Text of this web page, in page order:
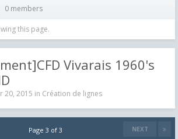
0 members
this page.
Vivarais 1960's
20, 2015 in Création de lignes
NEXT
Page 3 of 3